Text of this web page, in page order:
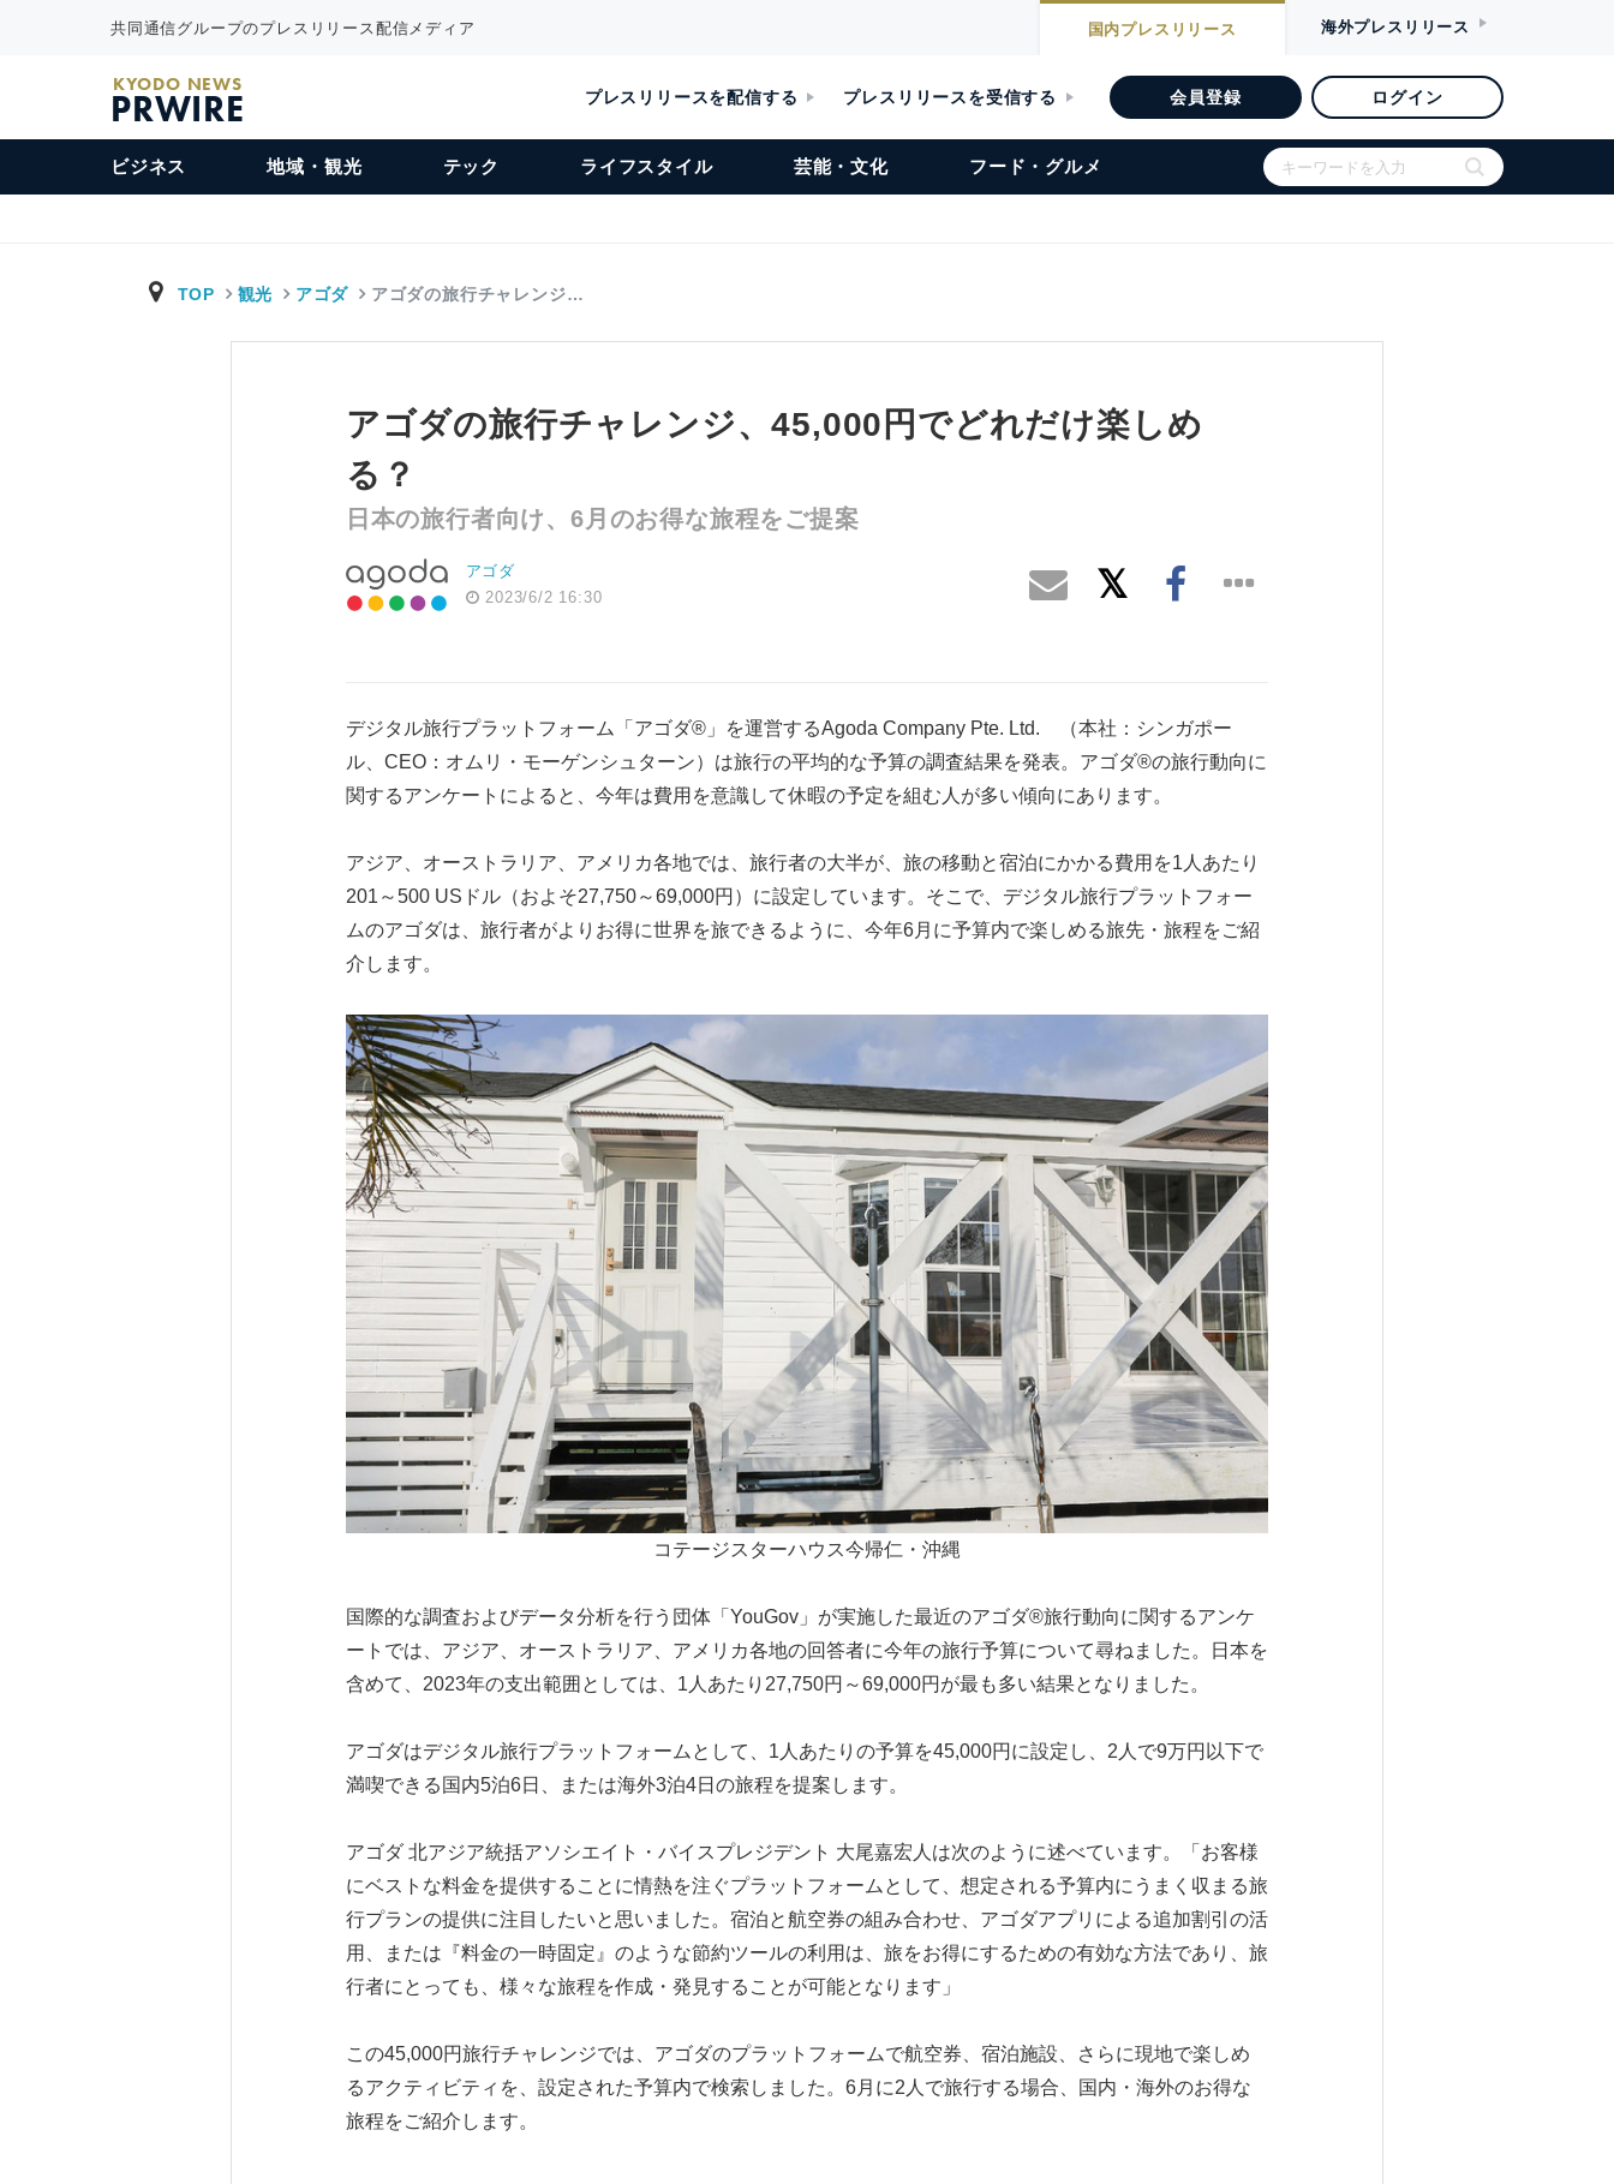
共同通信グループのプレスリリース配信メディア 国内プレスリリース 海外プレスリリース
KYODO NEWS
PRWIRE プレスリリースを配信する プレスリリースを受信する 会員登録 ログイン
ビジネス 地域・観光 テック ライフスタイル 芸能・文化 フード・グルメ
TOP 観光 アゴダ アゴダの旅行チャレンジ…
アゴダの旅行チャレンジ、45,000円でどれだけ楽しめ
る？
日本の旅行者向け、6月のお得な旅程をご提案
アゴダ
2023/6/2 16:30
デジタル旅行プラットフォーム「アゴダ®」を運営するAgoda Company Pte. Ltd. （本社：シンガポー
ル、CEO：オムリ・モーゲンシュターン）は旅行の平均的な予算の調査結果を発表。アゴダ®の旅行動向に
関するアンケートによると、今年は費用を意識して休暇の予定を組む人が多い傾向にあります。
アジア、オーストラリア、アメリカ各地では、旅行者の大半が、旅の移動と宿泊にかかる費用を1人あたり
201～500 USドル（およそ27,750～69,000円）に設定しています。そこで、デジタル旅行プラットフォー
ムのアゴダは、旅行者がよりお得に世界を旅できるように、今年6月に予算内で楽しめる旅先・旅程をご紹
介します。
コテージスターハウス今帰仁・沖縄
国際的な調査およびデータ分析を行う団体「YouGov」が実施した最近のアゴダ®旅行動向に関するアンケ
ートでは、アジア、オーストラリア、アメリカ各地の回答者に今年の旅行予算について尋ねました。日本を
含めて、2023年の支出範囲としては、1人あたり27,750円～69,000円が最も多い結果となりました。
アゴダはデジタル旅行プラットフォームとして、1人あたりの予算を45,000円に設定し、2人で9万円以下で
満喫できる国内5泊6日、または海外3泊4日の旅程を提案します。
アゴダ 北アジア統括アソシエイト・バイスプレジデント 大尾嘉宏人は次のように述べています。「お客様
にベストな料金を提供することに情熱を注ぐプラットフォームとして、想定される予算内にうまく収まる旅
行プランの提供に注目したいと思いました。宿泊と航空券の組み合わせ、アゴダアプリによる追加割引の活
用、または『料金の一時固定』のような節約ツールの利用は、旅をお得にするための有効な方法であり、旅
行者にとっても、様々な旅程を作成・発見することが可能となります」
この45,000円旅行チャレンジでは、アゴダのプラットフォームで航空券、宿泊施設、さらに現地で楽しめ
るアクティビティを、設定された予算内で検索しました。6月に2人で旅行する場合、国内・海外のお得な
旅程をご紹介します。